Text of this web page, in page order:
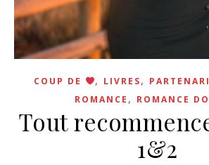
COUP DE , LIVRES,
ROMANCE , ROMANCE
Tout
1&2